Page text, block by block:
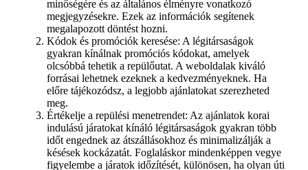
minőségére és az általános élményre vonatkozó
megjegyzésekre. Ezek az információk segítenek
megalapozott döntést hozni.
Kódok és promóciók keresése: A légitársaságok
gyakran kínálnak promóciós kódokat, amelyek
olcsóbbá tehetik a repülőutat. A weboldalak kiváló
forrásai lehetnek ezeknek a kedvezményeknek. Ha
előre tájékozódsz, a legjobb ajánlatokat szerezheted
meg.
Értékelje a repülési menetrendet: Az ajánlatok korai
indulású járatokat kínáló légitársaságok gyakran több
időt engednek az átszállásokhoz és minimalizálják a
késések kockázatát. Foglaláskor mindenképpen vegye
figyelembe a járatok időzítését, különösen, ha olyan úti